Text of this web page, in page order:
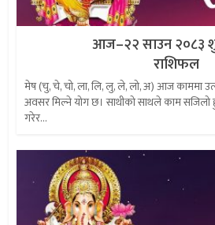
आज–२२ साउन २०८३
राशिफल
मेष (चु, चे, चो, ला, लि, लु, ले, लो, अ) आज काममा
अवसर मिल्ने योग छ। साथीको साथले काम सजिलो
गरेर...